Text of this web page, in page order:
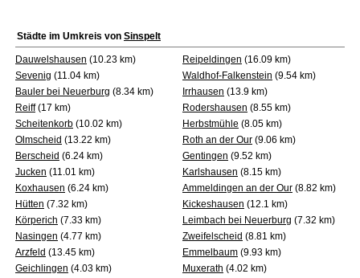
Städte im Umkreis von Sinspelt
Dauwelshausen (10.23 km) Reipeldingen (16.09 km)
Sevenig (11.04 km) Waldhof-Falkenstein (9.54 km)
Bauler bei Neuerburg (8.34 km) Irrhausen (13.9 km)
Reiff(17 km) Rodershausen (8.55 km)
Scheitenkorb (10.02 km) Herbstmühle (8.05 km)
Olmscheid (13.22 km) Roth an der Our (9.06 km)
Berscheid (6.24 km) Gentingen (9.52 km)
Jucken (11.01 km) Karlshausen (8.15 km)
Koxhausen (6.24 km) Ammeldingen an der Our (8.82 km)
Hütten (7.32 km) Kickeshausen (12.1 km)
Körperich (7.33 km) Leimbach bei Neuerburg (7.32 km)
Nasingen (4.77 km) Zweifelscheid (8.81 km)
Arzfeld (13.45 km) Emmelbaum (9.93 km)
Geichlingen (4.03 km) Muxerath (4.02 km)